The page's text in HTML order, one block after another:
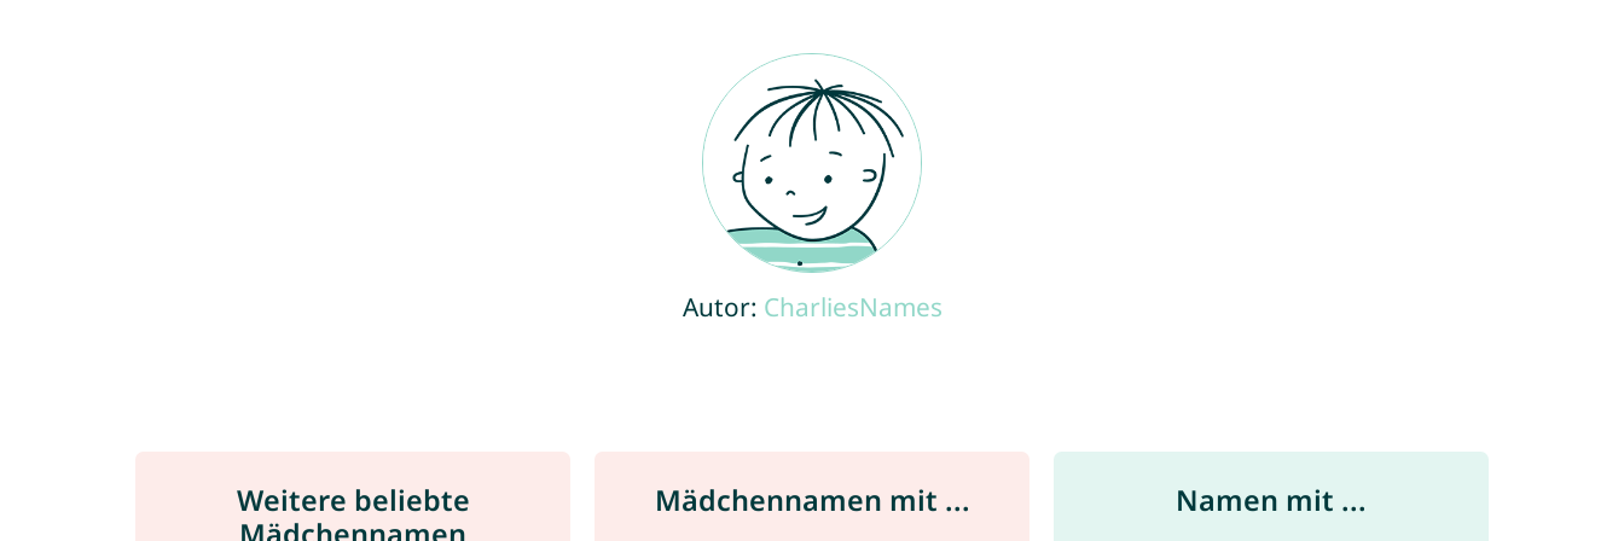
Autor: CharliesNames
Weitere beliebte
Mädchennamen
Mädchennamen mit ... Namen mit ...